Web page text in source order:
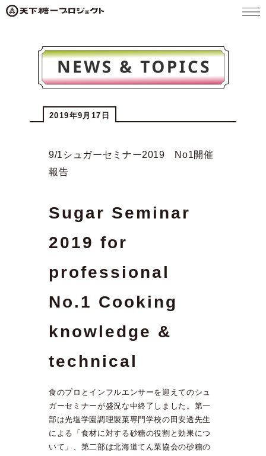
2019年9月17日
9/1シュガーセミナー2019 No1開催
報告
Sugar Seminar
2019 for
professional
No.1 Cooking
knowledge &
technical
食のプロとインフルエンサーを迎えてのシュ
ガーセミナーが盛況な中終了しました。第一
部は光塩学園調理製菓専門学校の田安透先生
による「食材に対する砂糖の役割と効果につ
いて」、第二部は北海道てん菜協会の砂糖の